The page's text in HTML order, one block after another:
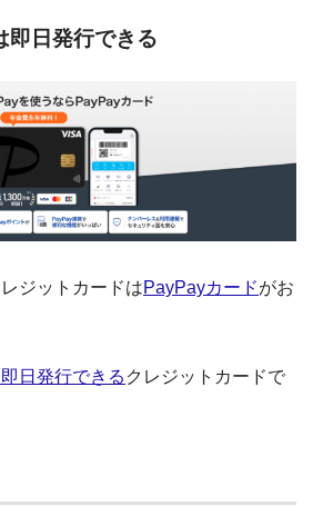
即日発行できる
ジットカードはPayPayカードがお
日発行できる クレジットカードで